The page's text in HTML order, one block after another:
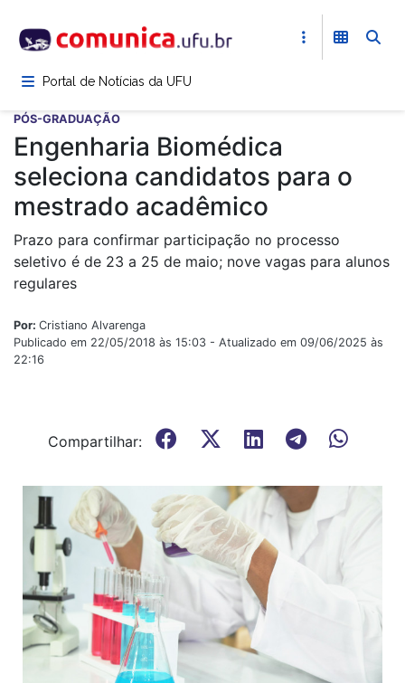
para
conteúdoPortal de Notícias da UFU
PÓS-GRADUAÇÃO
Engenharia Biomédica
seleciona candidatos para o
mestrado acadêmico
Prazo para confirmar participação no processo
seletivo é de 23 a 25 de maio; nove vagas para alunos
regulares
Por: Cristiano Alvarenga
Publicado em 22/05/2018 às 15:03 - Atualizado em 09/06/2025 às
22:16
Compartilhar: